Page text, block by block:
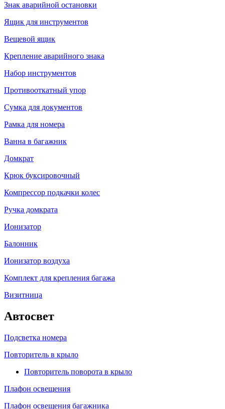
Знак аварийной остановки
Ящик для инструментов
Вещевой ящик
Крепление аварийного знака
Набор инструментов
Противооткатный упор
Сумка для документов
Рамка для номера
Ванна в багажник
Домкрат
Крюк буксировочный
Компрессор подкачки колес
Ручка домкрата
Ионизатор
Балонник
Ионизатор воздуха
Комплект для крепления багажа
Визитница
Автосвет
Подсветка номера
Повторитель в крыло
Повторитель поворота в крыло
Плафон освещения
Плафон освещения багажника